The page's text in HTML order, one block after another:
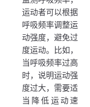
运动者可以根据
呼吸频率调整运
动强度，避免过
度运动。比如，
当呼吸频率过高
时，说明运动强
度过大，需要适
当降低运动速